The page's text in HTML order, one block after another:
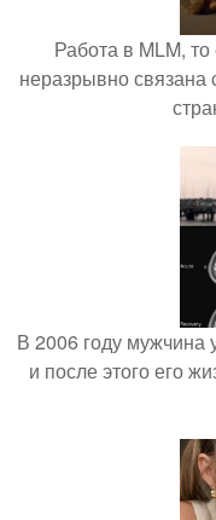
Работа в MLM,
неразрывно связана
В 2006 году мужчина
и после этого его